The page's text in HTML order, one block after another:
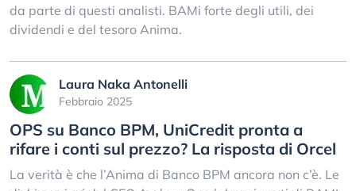
da parte di questi analisti. BAMi forte degli utili, dei
dividendi e del tesoro Anima.
Laura Naka Antonelli
Febbraio 2025
OPS su Banco BPM, UniCredit pronta a
rifare i conti sul prezzo? La risposta di Orcel
La verità è che l’Anima di Banco BPM ancora non c’è. Le